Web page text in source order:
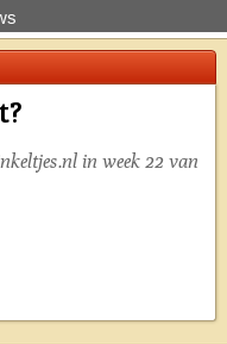
in week 22 van